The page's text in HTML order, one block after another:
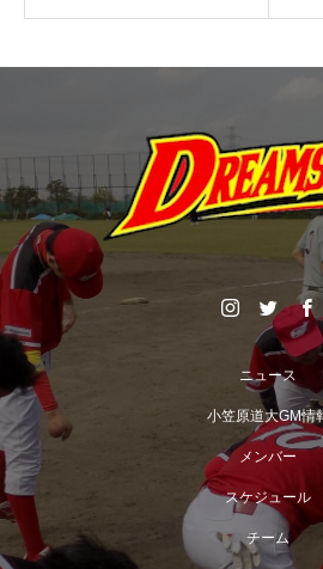
ニュース
小笠原道大GM情
メンバー
スケジュール
チーム